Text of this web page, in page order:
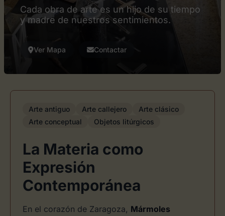
Cada obra de arte es un hijo de su tiempo
y madre de nuestros sentimientos.
Ver Mapa Contactar
Arte antiguo Arte callejero
Arte clásico
Arte conceptual
Objetos litúrgicos
La Materia como
Expresión
Contemporánea
En el corazón de Zaragoza, Mármoles